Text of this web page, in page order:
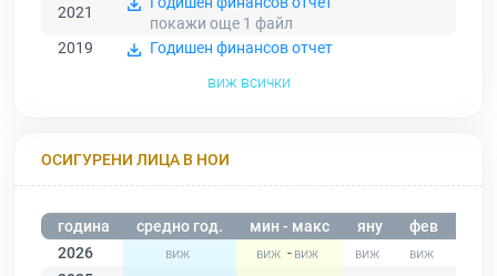
2021
покажи още 1 файл
2019
Годишен финансов отчет
виж всички
ОСИГУРЕНИ ЛИЦА В НОИ
година средно год. мин - макс яну фев
2026
-